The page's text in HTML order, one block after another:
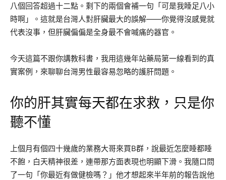
八個回答超過十二點。剩下的兩個會補一句「可是我睡足八小
時啊」。這就是台灣人對肝臟最大的誤解——你覺得沒感覺就
代表沒事，但肝臟偏偏是全身最不會喊痛的器官。
今天這篇不跟你講教科書，我用這幾年站藥局第一線看到的真
實案例，來聊聊台灣男性最容易忽略的護肝問題。
你的肝其實每天都在求救，只是你
聽不懂
上個月有個四十幾歲的業務大哥來買B群，說最近怎麼睡都睡
不飽，白天精神很差，連帶那方面表現也明顯下滑。我隨口問
了一句「你最近有做健檢嗎？」他才想起來半年前的報告說他